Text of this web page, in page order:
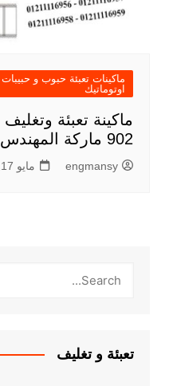
ماكينات تعبئة حبوب و
اوتوماتيك
ماكينة تعبئة
902 ماركة المهندس منسى
engmansy مايو 17, 2023
تعبئة و تغليف